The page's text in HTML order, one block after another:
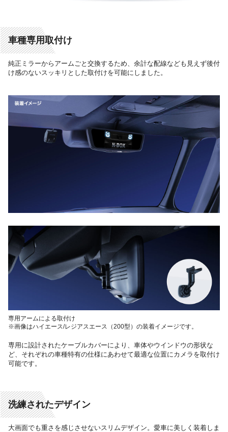
車種専用取付け
純正ミラーからアームごと交換するため、余計な配線なども見えず後付
け感のないスッキリとした取付けを可能にしました。
専用アームによる取付け
※画像はハイエース/レジアスエース（200型）の装着イメージです。
専用に設計されたケーブルカバーにより、車体やウインドウの形状な
ど、それぞれの車種特有の仕様にあわせて最適な位置にカメラを取付け
可能です。
洗練されたデザイン
大画面でも重さを感じさせないスリムデザイン。愛車に美しく装着しま